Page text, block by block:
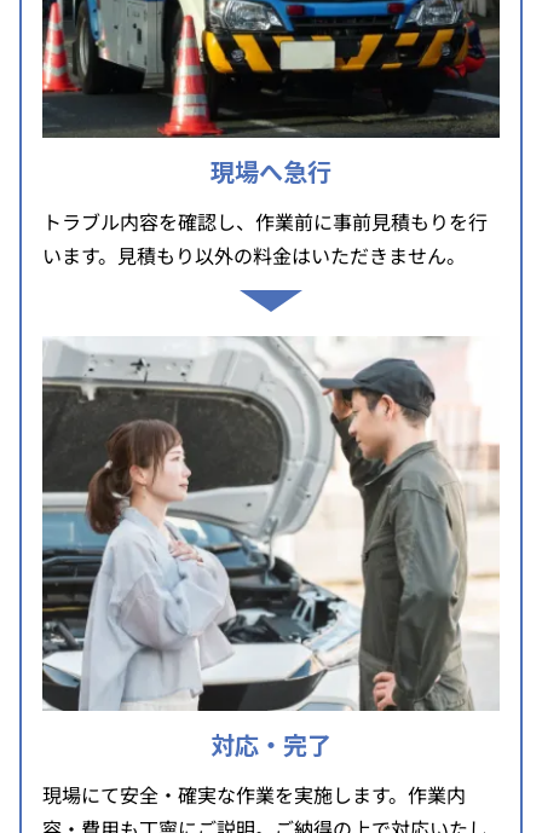
現場へ急行
トラブル内容を確認し、作業前に事前見積もりを行
います。見積もり以外の料金はいただきません。
対応・完了
現場にて安全・確実な作業を実施します。作業内